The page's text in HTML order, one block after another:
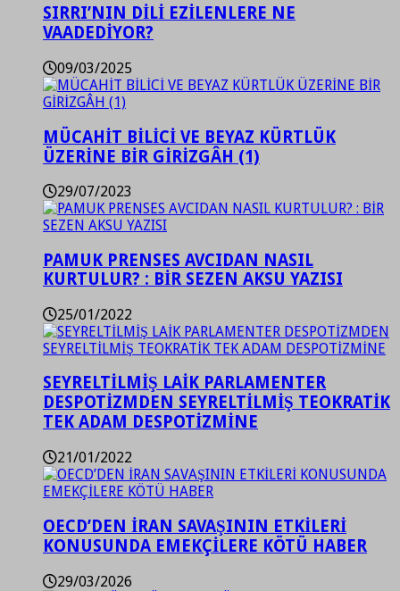
SIRRI’NIN DİLİ EZİLENLERE NE
VAADEDİYOR?
09/03/2025
MÜCAHİT BİLİCİ VE BEYAZ KÜRTLÜK
ÜZERİNE BİR GİRİZGÂH (1)
29/07/2023
PAMUK PRENSES AVCIDAN NASIL
KURTULUR? : BİR SEZEN AKSU YAZISI
25/01/2022
SEYRELTİLMİŞ LAİK PARLAMENTER
DESPOTİZMDEN SEYRELTİLMİŞ TEOKRATİK
TEK ADAM DESPOTİZMİNE
21/01/2022
OECD’DEN İRAN SAVAŞININ ETKİLERİ
KONUSUNDA EMEKÇİLERE KÖTÜ HABER
29/03/2026